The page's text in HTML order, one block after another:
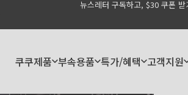
뉴스레터 구독하고, $30 쿠폰 받
Pause
쿠쿠제품 부속용품 특가/혜택 고객지원